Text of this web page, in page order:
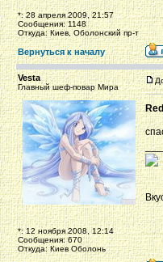
*: 28 апреля 2009, 21:57
Сообщения: 1148
Откуда: Киев, Оболонский пр-т
Вернуться к началу
Vesta
Главный шеф-повар Мира
*: 12 ноября 2008, 12:14
Сообщения: 670
Откуда: Киев Оболонь